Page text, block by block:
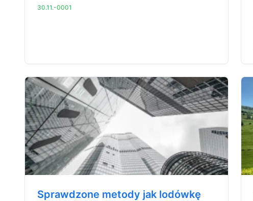
30.11.-0001
Sprawdzone metody jak lodówkę